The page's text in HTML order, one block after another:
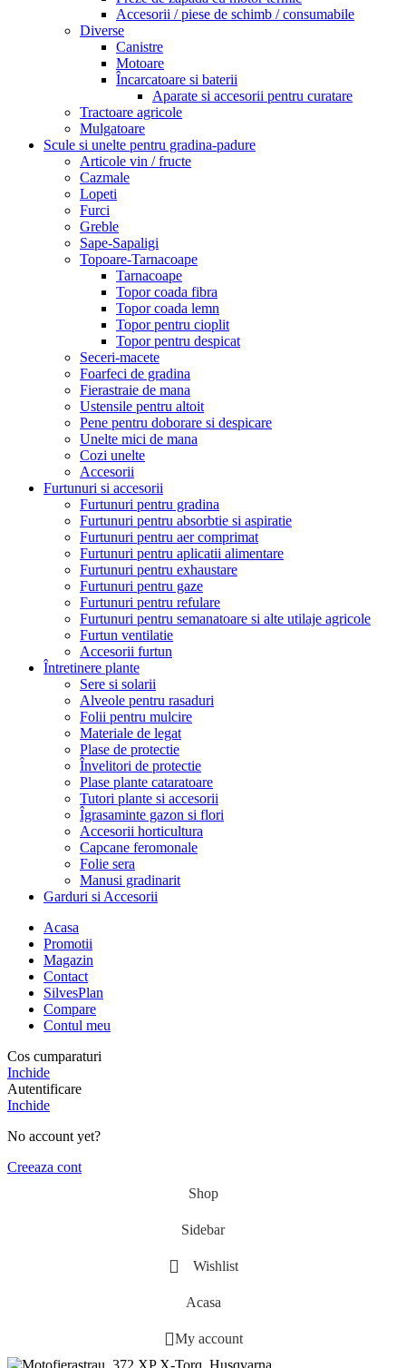
Accesorii / piese de schimb / consumabile
Diverse
Canistre
Motoare
Încarcatoare si baterii
Aparate si accesorii pentru curatare
Tractoare agricole
Mulgatoare
Scule si unelte pentru gradina-padure
Articole vin / fructe
Cazmale
Lopeti
Furci
Greble
Sape-Sapaligi
Topoare-Tarnacoape
Tarnacoape
Topor coada fibra
Topor coada lemn
Topor pentru cioplit
Topor pentru despicat
Seceri-macete
Foarfeci de gradina
Fierastraie de mana
Ustensile pentru altoit
Pene pentru doborare si despicare
Unelte mici de mana
Cozi unelte
Accesorii
Furtunuri si accesorii
Furtunuri pentru gradina
Furtunuri pentru absorbtie si aspiratie
Furtunuri pentru aer comprimat
Furtunuri pentru aplicatii alimentare
Furtunuri pentru exhaustare
Furtunuri pentru gaze
Furtunuri pentru refulare
Furtunuri pentru semanatoare si alte utilaje agricole
Furtun ventilatie
Accesorii furtun
Întretinere plante
Sere si solarii
Alveole pentru rasaduri
Folii pentru mulcire
Materiale de legat
Plase de protectie
Învelitori de protectie
Plase plante cataratoare
Tutori plante si accesorii
Îgrasaminte gazon si flori
Accesorii horticultura
Capcane feromonale
Folie sera
Manusi gradinarit
Garduri si Accesorii
Acasa
Promotii
Magazin
Contact
SilvesPlan
Compare
Contul meu
Cos cumparaturi
Inchide
Autentificare
Inchide
No account yet?
Creeaza cont
Shop
Sidebar
Wishlist
Acasa
My account